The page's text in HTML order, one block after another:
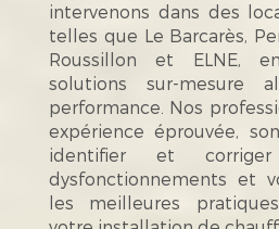
intervenons dans des
telles que Le Barcarès,
Roussillon et ELNE,
solutions sur-mesure
performance. Nos
expérience éprouvée,
identifier et
dysfonctionnements et
les meilleures